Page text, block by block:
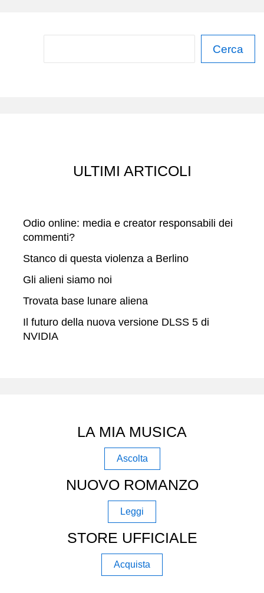
Cerca
ULTIMI ARTICOLI
Odio online: media e creator responsabili dei
commenti?
Stanco di questa violenza a Berlino
Gli alieni siamo noi
Trovata base lunare aliena
Il futuro della nuova versione DLSS 5 di
NVIDIA
LA MIA MUSICA
Ascolta
NUOVO ROMANZO
Leggi
STORE UFFICIALE
Acquista